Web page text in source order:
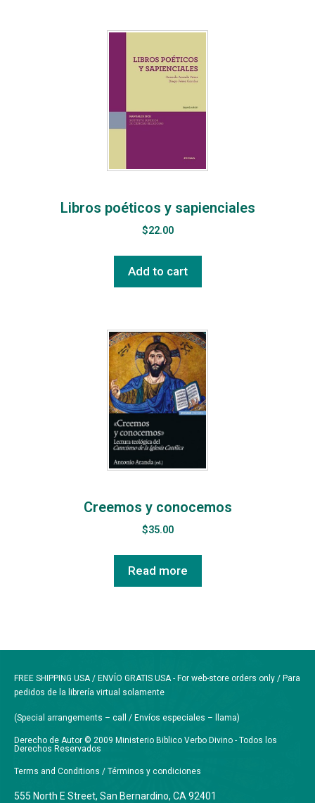
Libros poéticos y sapienciales
$22.00
Add to cart
Creemos y conocemos
$35.00
Read more
FREE SHIPPING USA / ENVÍO GRATIS USA - For web-store orders only / Para
pedidos de la librería virtual solamente
(Special arrangements – call / Envíos especiales – llama)
Derecho de Autor © 2009 Ministerio Biblico Verbo Divino - Todos los
Derechos Reservados
Terms and Conditions / Términos y condiciones
555 North E Street, San Bernardino, CA 92401